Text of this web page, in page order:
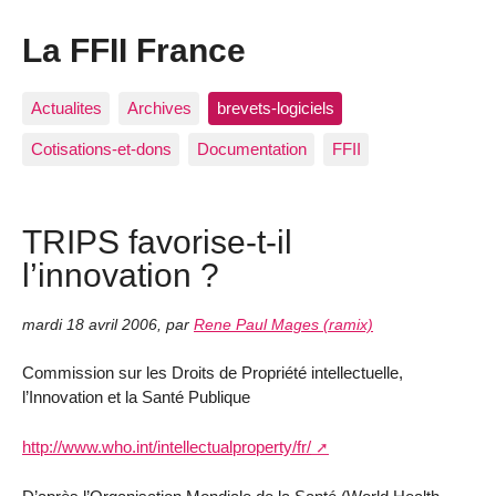
La FFII France
Actualites Archives brevets-logiciels
Cotisations-et-dons Documentation FFII
TRIPS favorise-t-il
l’innovation ?
mardi 18 avril 2006 par Rene Paul Mages (ramix)
Commission sur les Droits de Propriété intellectuelle,
l’Innovation et la Santé Publique
http://www.who.int/intellectualproperty/fr/